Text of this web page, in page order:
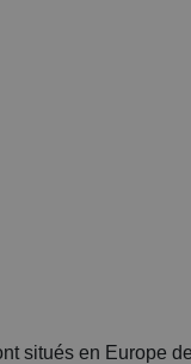
situés en Europe